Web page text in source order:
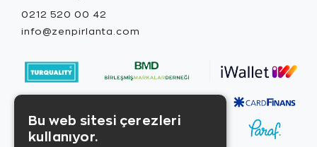
0212 520 00 42
info@zenpirlanta.com
Bu web sitesi çerezleri
kullanıyor.